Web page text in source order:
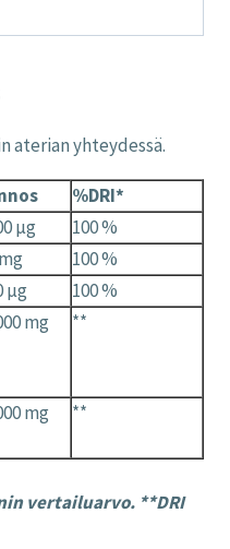
aterian yhteydessä.
%DRI*
µg
100 %
100 %
µg
100 %
mg **
mg **
vertailuarvo. **DRI